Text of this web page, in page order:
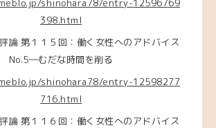
shinohara78/entry-12596769
398.html
論 第１１５回：働く女性へのアドバイス
No.5―むだな時間を削る
shinohara78/entry-12598277
716.html
論 第１１６回：働く女性へのアドバイス